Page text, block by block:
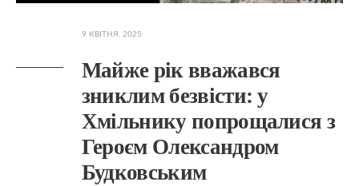
9 КВІТНЯ, 2025
Майже рік вважався
зниклим безвісти: у
Хмільнику попрощалися з
Героєм Олександром
Будковським